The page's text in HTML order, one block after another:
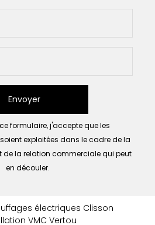
Envoyer
formulaire, j'accepte que les
exploitées dans le cadre de la
de la relation commerciale qui peut
en découler.
électriques Clisson
VMC Vertou